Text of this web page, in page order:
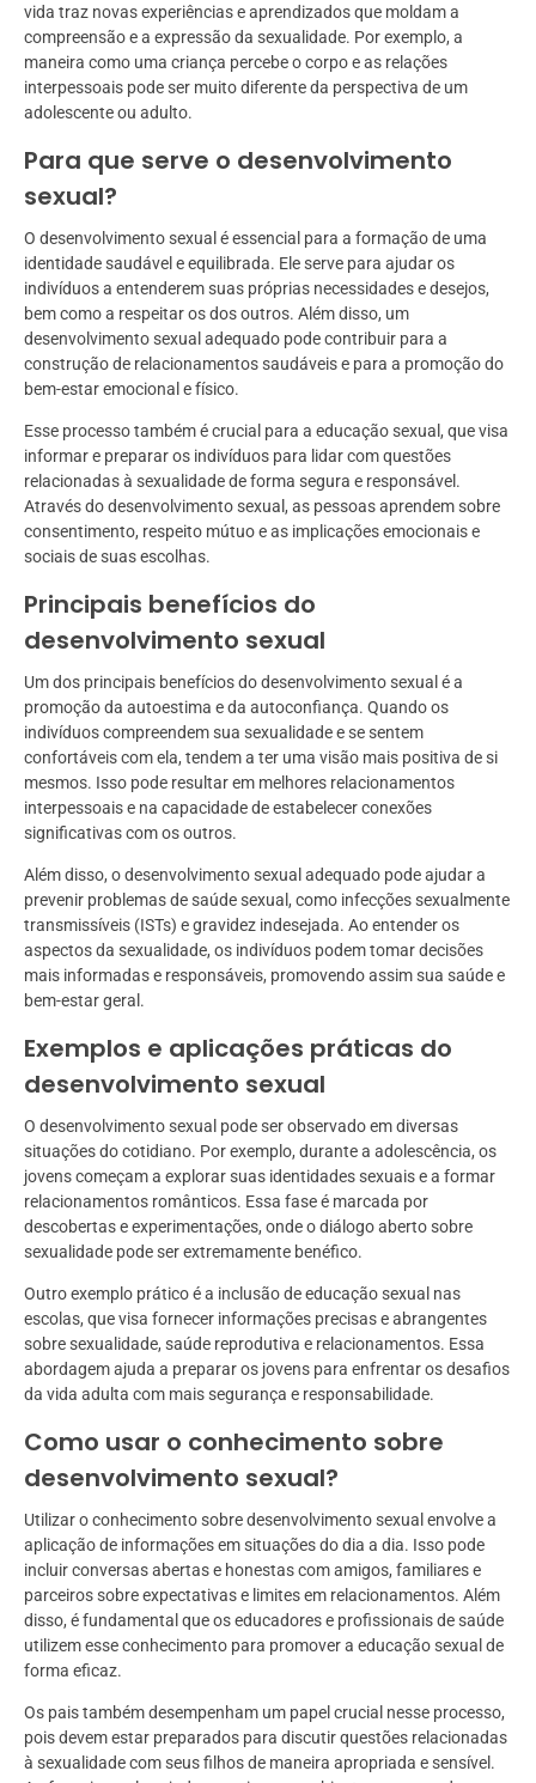
vida traz novas experiências e aprendizados que moldam a
compreensão e a expressão da sexualidade. Por exemplo, a
maneira como uma criança percebe o corpo e as relações
interpessoais pode ser muito diferente da perspectiva de um
adolescente ou adulto.
Para que serve o desenvolvimento
sexual?
O desenvolvimento sexual é essencial para a formação de uma
identidade saudável e equilibrada. Ele serve para ajudar os
indivíduos a entenderem suas próprias necessidades e desejos,
bem como a respeitar os dos outros. Além disso, um
desenvolvimento sexual adequado pode contribuir para a
construção de relacionamentos saudáveis e para a promoção do
bem-estar emocional e físico.
Esse processo também é crucial para a educação sexual, que visa
informar e preparar os indivíduos para lidar com questões
relacionadas à sexualidade de forma segura e responsável.
Através do desenvolvimento sexual, as pessoas aprendem sobre
consentimento, respeito mútuo e as implicações emocionais e
sociais de suas escolhas.
Principais benefícios do
desenvolvimento sexual
Um dos principais benefícios do desenvolvimento sexual é a
promoção da autoestima e da autoconfiança. Quando os
indivíduos compreendem sua sexualidade e se sentem
confortáveis com ela, tendem a ter uma visão mais positiva de si
mesmos. Isso pode resultar em melhores relacionamentos
interpessoais e na capacidade de estabelecer conexões
significativas com os outros.
Além disso, o desenvolvimento sexual adequado pode ajudar a
prevenir problemas de saúde sexual, como infecções sexualmente
transmissíveis (ISTs) e gravidez indesejada. Ao entender os
aspectos da sexualidade, os indivíduos podem tomar decisões
mais informadas e responsáveis, promovendo assim sua saúde e
bem-estar geral.
Exemplos e aplicações práticas do
desenvolvimento sexual
O desenvolvimento sexual pode ser observado em diversas
situações do cotidiano. Por exemplo, durante a adolescência, os
jovens começam a explorar suas identidades sexuais e a formar
relacionamentos românticos. Essa fase é marcada por
descobertas e experimentações, onde o diálogo aberto sobre
sexualidade pode ser extremamente benéfico.
Outro exemplo prático é a inclusão de educação sexual nas
escolas, que visa fornecer informações precisas e abrangentes
sobre sexualidade, saúde reprodutiva e relacionamentos. Essa
abordagem ajuda a preparar os jovens para enfrentar os desafios
da vida adulta com mais segurança e responsabilidade.
Como usar o conhecimento sobre
desenvolvimento sexual?
Utilizar o conhecimento sobre desenvolvimento sexual envolve a
aplicação de informações em situações do dia a dia. Isso pode
incluir conversas abertas e honestas com amigos, familiares e
parceiros sobre expectativas e limites em relacionamentos. Além
disso, é fundamental que os educadores e profissionais de saúde
utilizem esse conhecimento para promover a educação sexual de
forma eficaz.
Os pais também desempenham um papel crucial nesse processo,
pois devem estar preparados para discutir questões relacionadas
à sexualidade com seus filhos de maneira apropriada e sensível.